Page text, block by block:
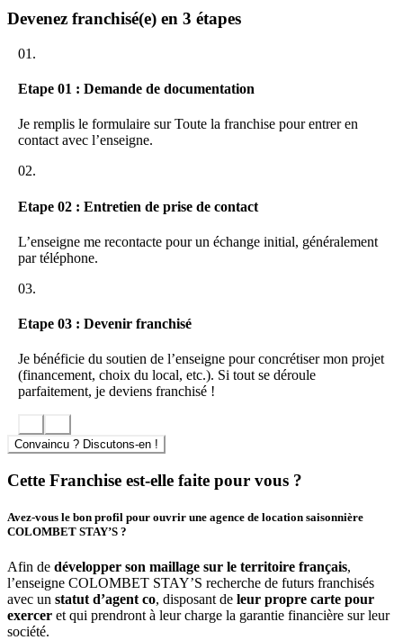
une possibilité d’entreprendre en prenant un minimum de
risques
Le nouveau franchisé COLOMBET STAY’S sera ensuite suivi une
fois par mois par les commerciaux de l’enseigne pour développer
son réseau et suivre sa gestion dans les meilleures conditions.
Devenez franchisé(e) en 3 étapes
01.
Etape 01 : Demande de documentation
Je remplis le formulaire sur Toute la franchise pour entrer en
contact avec l’enseigne.
02.
Etape 02 : Entretien de prise de contact
L’enseigne me recontacte pour un échange initial, généralement
par téléphone.
03.
Etape 03 : Devenir franchisé
Je bénéficie du soutien de l’enseigne pour concrétiser mon projet
(financement, choix du local, etc.). Si tout se déroule
parfaitement, je deviens franchisé !
Convaincu ? Discutons-en !
Cette Franchise est-elle faite pour vous ?
Avez-vous le bon profil pour ouvrir une agence de location saisonnière
COLOMBET STAY’S ?
Afin de développer son maillage sur le territoire français,
l’enseigne COLOMBET STAY’S recherche de futurs franchisés
avec un statut d’agent co, disposant de leur propre carte pour
exercer et qui prendront à leur charge la garantie financière sur leur
société.